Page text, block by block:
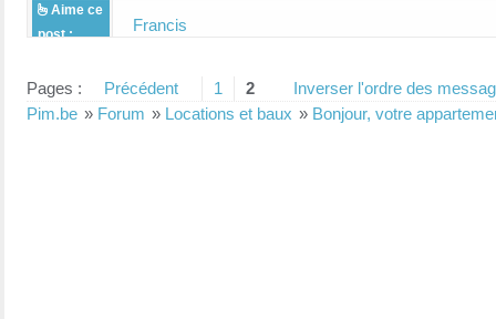
Aime ce
post :
Francis
Pages : Précédent 1 2
Inverser l'ordre des
Pim.be » Forum » Locations et baux » Bonjour, votre